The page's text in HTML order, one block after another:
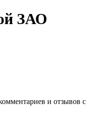
ЗАО
и отзывов с